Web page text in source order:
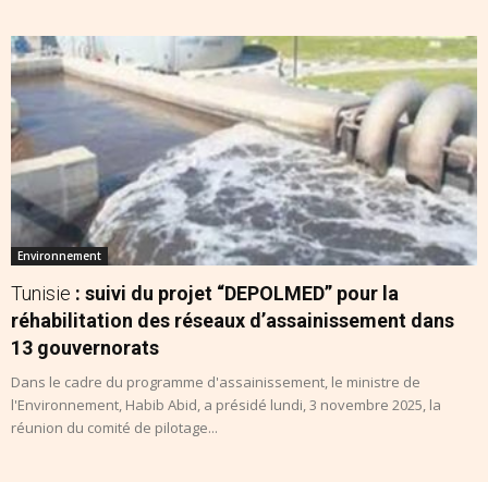
Environnement
Tunisie : suivi du projet “DEPOLMED” pour la
réhabilitation des réseaux d’assainissement dans
13 gouvernorats
Dans le cadre du programme d'assainissement, le ministre de
l'Environnement, Habib Abid, a présidé lundi, 3 novembre 2025, la
réunion du comité de pilotage...